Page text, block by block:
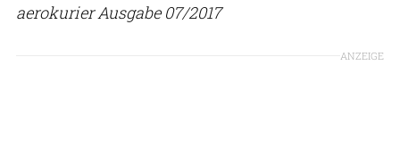
aerokurier Ausgabe 07/2017
ANZEIGE